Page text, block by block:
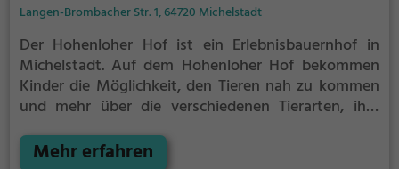
Langen-Brombacher Str. 1, 64720 Michelstadt
Der Hohenloher Hof ist ein Erlebnisbauernhof in
Michelstadt. Auf dem Hohenloher Hof bekommen
Kinder die Möglichkeit, den Tieren nah zu kommen
und mehr über die verschiedenen Tierarten, ihre
lernen.
Mehr erfahren